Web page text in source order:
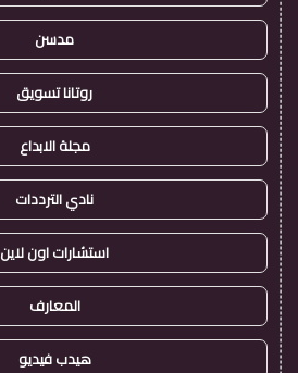
مدسن
روتانا تسويق
مجلة الابداع
نادي الترددات
استشارات اون لاين
المعارف
هيدب فيديو